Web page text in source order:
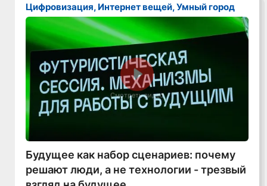
Цифровизация, Интернет вещей, Умный город
Смотреть видео
Будущее как набор сценариев: почему
решают люди, а не технологии - трезвый